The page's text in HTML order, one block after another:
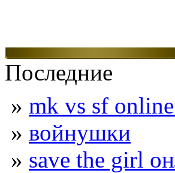
Последние
» mk vs sf
» войнушки
» save the girl